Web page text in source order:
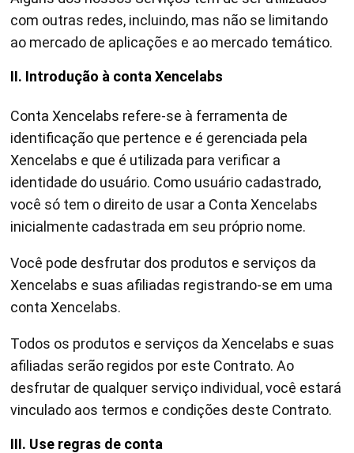
com outras redes, incluindo, mas não se limitando
ao mercado de aplicações e ao mercado temático.
II. Introdução à conta Xencelabs
Conta Xencelabs refere-se à ferramenta de
identificação que pertence e é gerenciada pela
Xencelabs e que é utilizada para verificar a
identidade do usuário. Como usuário cadastrado,
você só tem o direito de usar a Conta Xencelabs
inicialmente cadastrada em seu próprio nome.
Você pode desfrutar dos produtos e serviços da
Xencelabs e suas afiliadas registrando-se em uma
conta Xencelabs.
Todos os produtos e serviços da Xencelabs e suas
afiliadas serão regidos por este Contrato. Ao
desfrutar de qualquer serviço individual, você estará
vinculado aos termos e condições deste Contrato.
III. Use regras de conta